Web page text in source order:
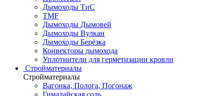
Дымоходы ТиС
TMF
Дымоходы Дымовей
Дымоходы Вулкан
Дымоходы Берёзка
Конвекторы дымохода
Уплотнители для герметизации кровли
Стройматериалы
Стройматериалы
Вагонка, Полога, Погонаж
Гималайская соль